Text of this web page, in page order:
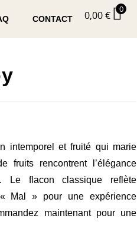
CONTACT 0,00€ 0
intemporel et fruité qui marie
fruits rencontrent l’élégance
Le flacon classique reflète
« Mal » pour une expérience
maintenant pour une